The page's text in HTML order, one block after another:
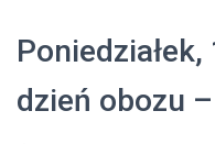
dzień obozu